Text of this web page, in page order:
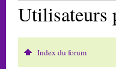
Utilisateurs
Index du forum